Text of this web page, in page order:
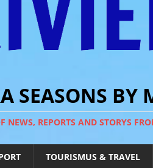
SEASONS
NEWS, REPORTS AND STORYS
TOURISMUS & TRAVEL